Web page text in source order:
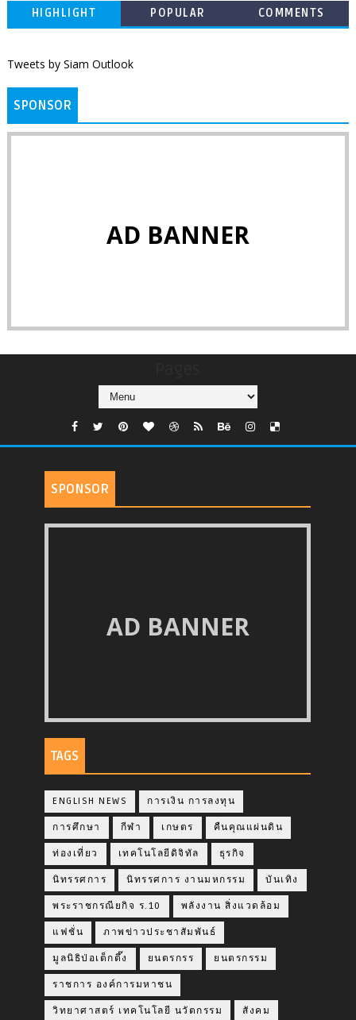
HIGHLIGHT POPULAR COMMENTS
Tweets by Siam Outlook
SPONSOR
AD BANNER
SPONSOR
AD BANNER
TAGS
ENGLISH NEWS การเงิน การลงทุน
การศึกษา กีฬา เกษตร คืนคุณแผ่นดิน
ท่องเที่ยว เทคโนโลยีดิจิทัล ธุรกิจ
นิทรรศการ นิทรรศการ งานมหกรรม บันเทิง
พระราชกรณียกิจ ร.10 พลังงาน สิ่งแวดล้อม
แฟชั่น ภาพข่าวประชาสัมพันธ์
มูลนิธิป่อเต็กตึ๊ง ยนตรกรร ยนตรกรรม
ราชการ องค์การมหาชน
วิทยาศาสตร์ เทคโนโลยี นวัตกรรม สังคม